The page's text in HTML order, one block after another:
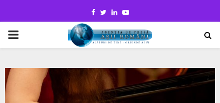
Facebook
TwitterLinkedinYoutube
PRIMARY